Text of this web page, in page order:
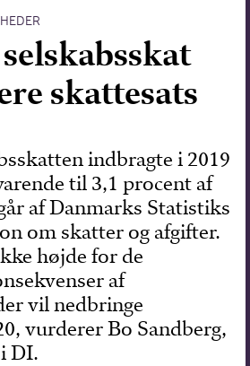
skattesats
indbragte i 2019
til 3,1 procent af
af Danmarks Statistiks
om skatter og afgifter.
højde for de
af
vil nedbringe
vurderer Bo Sandberg,
DI.